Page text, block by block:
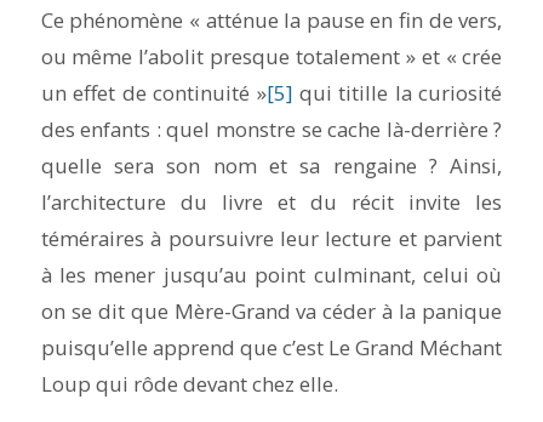
Ce phénomène « atténue la pause en fin de vers,
ou même l’abolit presque totalement » et « crée
un effet de continuité »[5] qui titille la curiosité
des enfants : quel monstre se cache là-derrière ?
quelle sera son nom et sa rengaine ? Ainsi,
l’architecture du livre et du récit invite les
téméraires à poursuivre leur lecture et parvient
à les mener jusqu’au point culminant, celui où
on se dit que Mère-Grand va céder à la panique
puisqu’elle apprend que c’est Le Grand Méchant
Loup qui rôde devant chez elle.